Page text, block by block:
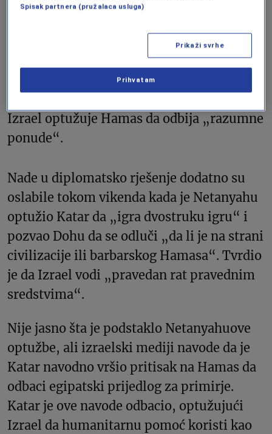
tjednima su u zastoju. Posrednički napori
Egipta i Katara više puta su propadali.
Hamas traži trajni prekid vatre i potpuno
Izrael optužuje Hamas da odbija „razumne
ponude“.
Nade u diplomatsko rješenje dodatno su
oslabile tokom vikenda kada je Netanyahu
optužio Katar da „igra dvostruku igru“ i
pozvao Dohu da se odluči „da li je na strani
civilizacije ili barbarskog Hamasa“. Tvrdio
je da Izrael vodi „pravedan rat pravednim
sredstvima“.
Nije jasno šta je podstaklo Netanyahuove
optužbe, ali izraelski mediji navode da je
Katar navodno vršio pritisak na Hamas da
odbaci egipatski prijedlog za primirje.
Katar je ove navode odbacio, optužujući
Izrael da humanitarnu pomoć koristi kao
Spisak partnera (pružalaca usluga)
Prikaži svrhe
Prihvatam